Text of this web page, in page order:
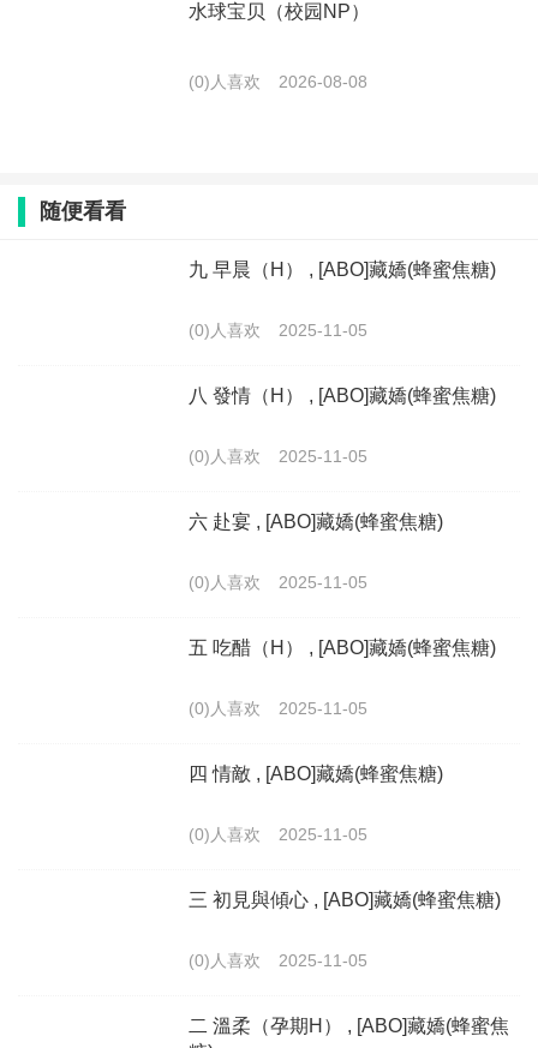
水球宝贝（校园NP）
(0)人喜欢 2026-08-08
随便看看
九 早晨（H） , [ABO]藏嬌(蜂蜜焦糖)
(0)人喜欢 2025-11-05
八 發情（H） , [ABO]藏嬌(蜂蜜焦糖)
(0)人喜欢 2025-11-05
六 赴宴 , [ABO]藏嬌(蜂蜜焦糖)
(0)人喜欢 2025-11-05
五 吃醋（H） , [ABO]藏嬌(蜂蜜焦糖)
(0)人喜欢 2025-11-05
四 情敵 , [ABO]藏嬌(蜂蜜焦糖)
(0)人喜欢 2025-11-05
三 初見與傾心 , [ABO]藏嬌(蜂蜜焦糖)
(0)人喜欢 2025-11-05
二 溫柔（孕期H） , [ABO]藏嬌(蜂蜜焦